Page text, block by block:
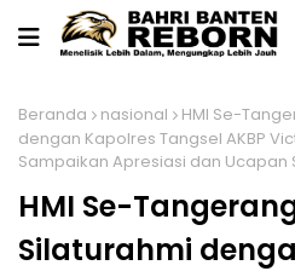
Beranda nasional
HMI Se-
dengan Kapolres Tangsel AKBP
Sampaikan Apresiasi dan
HMI Se-
Silaturahmi